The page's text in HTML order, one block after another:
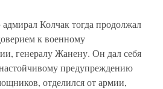
Колчак тогда продолжал
к военному
генералу Жанену. Он дал себя
предупреждению
отделился от армии,